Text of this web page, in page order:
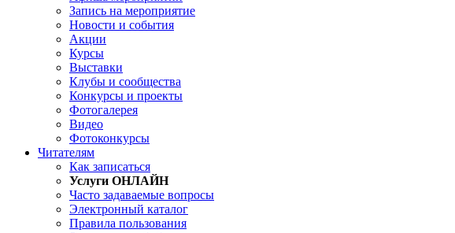
Запись на мероприятие
Новости и события
Акции
Курсы
Выставки
Клубы и сообщества
Конкурсы и проекты
Фотогалерея
Видео
Фотоконкурсы
Читателям
Как записаться
Услуги ОНЛАЙН
Часто задаваемые вопросы
Электронный каталог
Правила пользования